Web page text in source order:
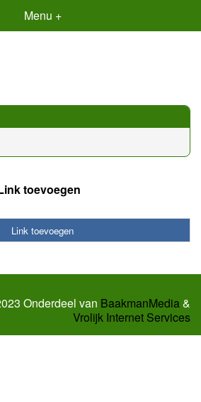
Menu +
toevoegen
Link toevoegen
Onderdeel van BaakmanMedia&
Vrolijk Internet Services